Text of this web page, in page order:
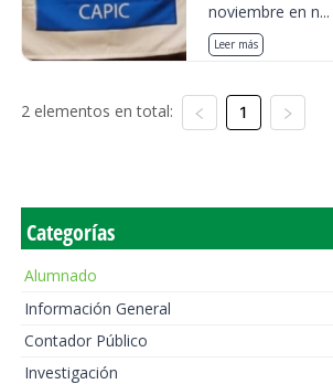
noviembre en n...
Leer más
2 elementos en total: 1
Categorías
Alumnado
Información General
Contador Público
Investigación